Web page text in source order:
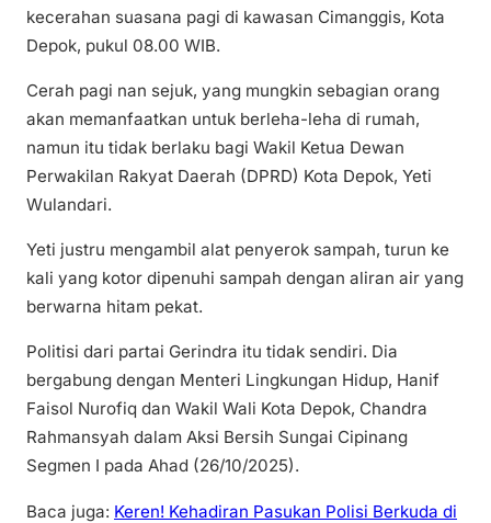
kecerahan suasana pagi di kawasan Cimanggis, Kota
Depok, pukul 08.00 WIB.
Cerah pagi nan sejuk, yang mungkin sebagian orang
akan memanfaatkan untuk berleha-leha di rumah,
namun itu tidak berlaku bagi Wakil Ketua Dewan
Perwakilan Rakyat Daerah (DPRD) Kota Depok, Yeti
Wulandari.
Yeti justru mengambil alat penyerok sampah, turun ke
kali yang kotor dipenuhi sampah dengan aliran air yang
berwarna hitam pekat.
Politisi dari partai Gerindra itu tidak sendiri. Dia
bergabung dengan Menteri Lingkungan Hidup, Hanif
Faisol Nurofiq dan Wakil Wali Kota Depok, Chandra
Rahmansyah dalam Aksi Bersih Sungai Cipinang
Segmen I pada Ahad (26/10/2025).
Baca juga: Keren! Kehadiran Pasukan Polisi Berkuda di